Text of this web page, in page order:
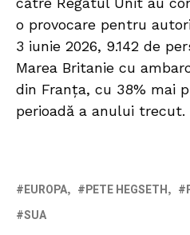
o provocare pentru
3 iunie 2026, 9.142 de
Marea Britanie cu
din Franța, cu 38% mai
perioadă a anului trecut.
EUROPA PETE HEGSETH
SUA